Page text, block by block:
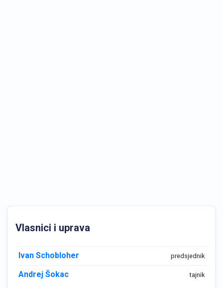
Vlasnici i uprava
Ivan Schobloher predsjednik
Andrej Šokac tajnik